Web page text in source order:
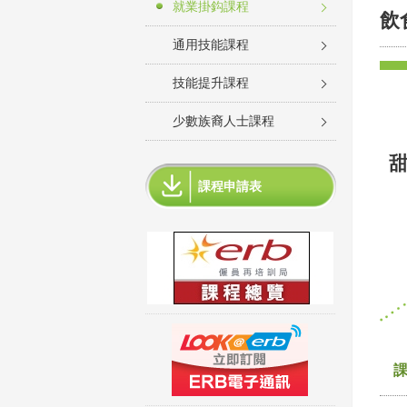
就業掛鈎課程
通用技能課程
技能提升課程
少數族裔人士課程
課程申請表
飲